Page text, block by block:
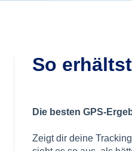
So
Die besten GPS-
Zeigt dir deine